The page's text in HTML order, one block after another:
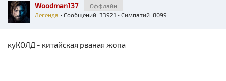
Woodman137
Оффлайн
Легенда • Сообщений: 33921 • Симпатий: 8099
куКОЛД - китайская рваная жопа